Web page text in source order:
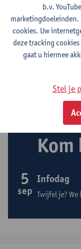
Volg de
Studiegeld
Kom
Infodag
Twijfel je?
5
sep
b.v.
marketingdoeleinden.
cookies. Uw
deze tracking
gaat u hiermee
Stel je